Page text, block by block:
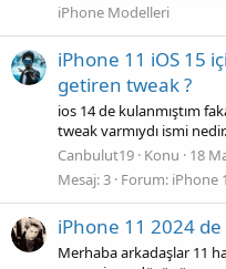
iPhone Modelleri
iPhone 11 iOS 15
getiren tweak ?
ios 14 de kulanmıştım
tweak varmıydı ismi
Canbulut19 Konu 18
Mesaj: 3 Forum: iPhone
iPhone 11 2024 de
Merhaba arkadaşlar 11